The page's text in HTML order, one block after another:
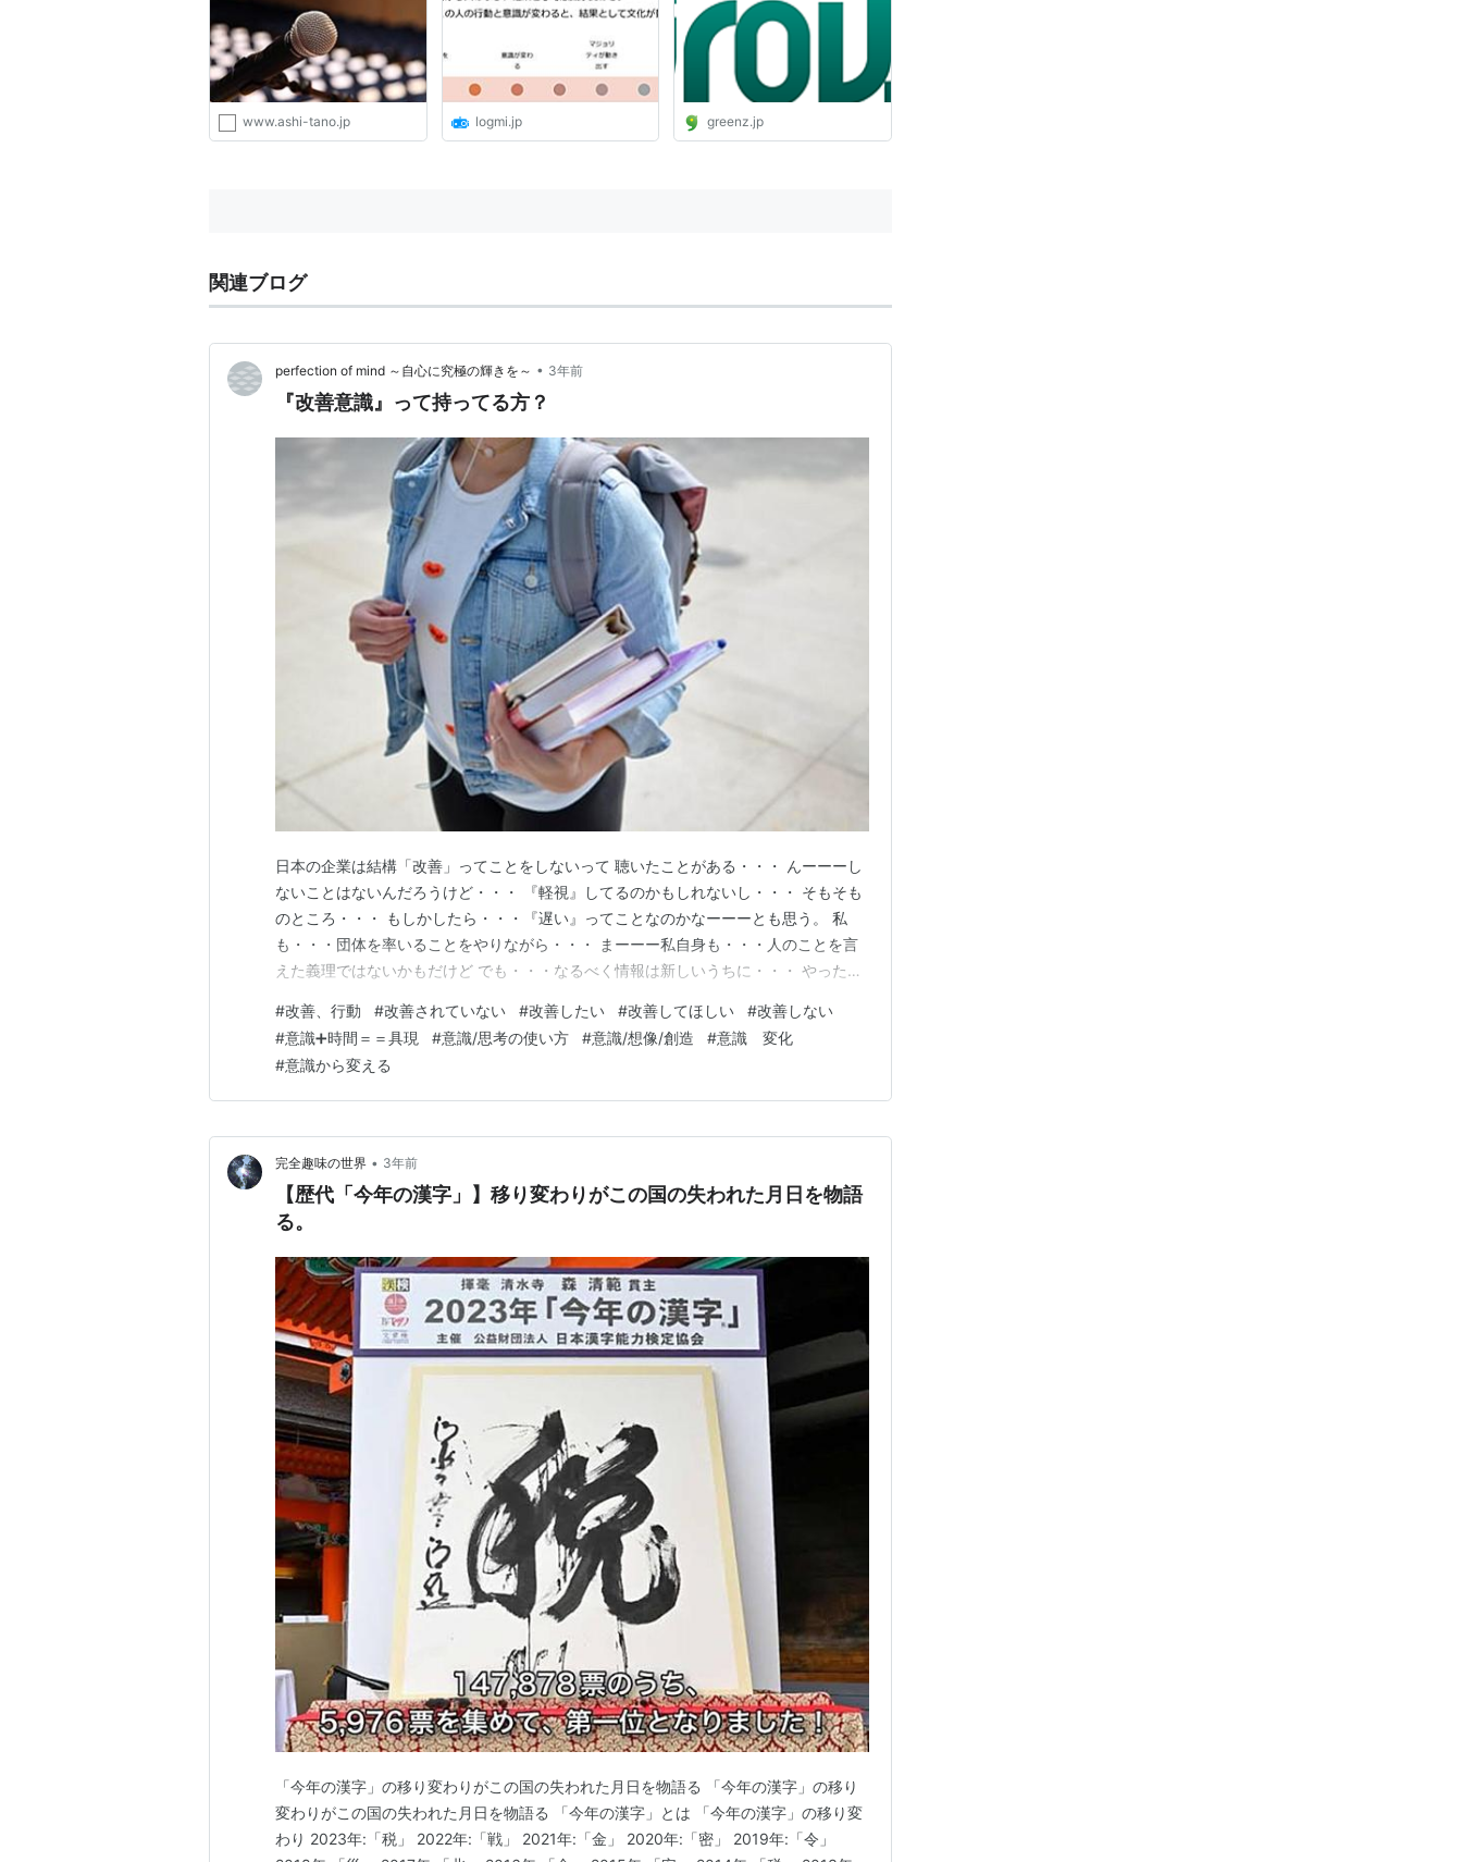
www.ashi-tano.jp
やり方 | ログミーBusiness
logmi.jp
「Grow!」
greenz.jp
関連ブログ
perfection of mind ～自心に究極の輝きを～ • 3年前
『改善意識』って持ってる方？
日本の企業は結構「改善」ってことをしないって 聴いたことがある・・・ んーーーし
ないことはないんだろうけど・・・ 『軽視』してるのかもしれないし・・・ そもそも
のところ・・・ もしかしたら・・・『遅い』ってことなのかなーーーとも思う。 私
も・・・団体を率いることをやりながら・・・ まーーー私自身も・・・人のことを言
えた義理ではないかもだけど でも・・・なるべく情報は新しいうちに・・・ やったこ
っている・・・ (なんせ・・・忘れるのが・・・早いんで(笑)) なぜ？？？そこに重きを
置いているのか？って言うと・・・ せっか…
#改善、行動 #改善されていない #改善したい #改善してほしい #改善しない
#意識➕時間＝＝具現 #意識/思考の使い方 #意識/想像/創造 #意識 変化
#意識から変える
完全趣味の世界 • 3年前
【歴代「今年の漢字」】移り変わりがこの国の失われた月日を物語
る。
「今年の漢字」の移り変わりがこの国の失われた月日を物語る 「今年の漢字」の移り
変わりがこの国の失われた月日を物語る 「今年の漢字」とは 「今年の漢字」の移り変
わり 2023年:「税」 2022年:「戦」 2021年:「金」 2020年:「密」 2019年:「令」